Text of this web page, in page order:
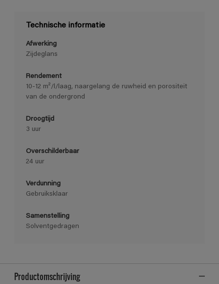
Technische informatie
Afwerking
Zijdeglans
Rendement
10-12 m²/l/laag, naargelang de ruwheid en porositeit
van de ondergrond
Droogtijd
3 uur
Overschilderbaar
24 uur
Verdunning
Gebruiksklaar
Samenstelling
Solventgedragen
Productomschrijving